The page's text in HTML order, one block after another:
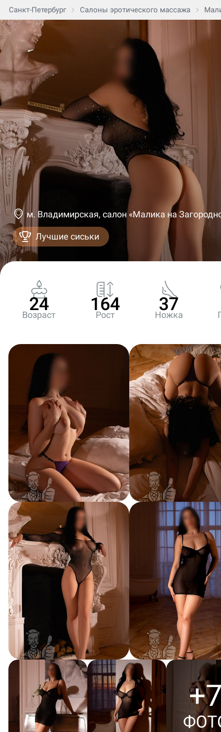
Санкт-Петербург Салоны эротического массажа
м. Владимирская, салон «Малика на
Лучшие сиськи
24
Возраст
164
Рост
37
Ножка